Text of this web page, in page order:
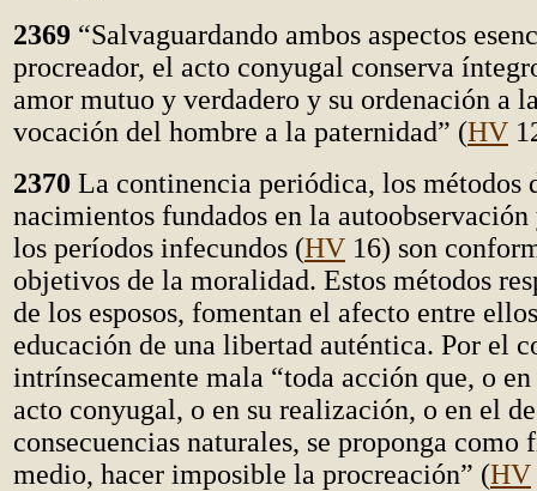
2369 “Salvaguardando ambos aspectos
procreador, el acto conyugal conserva
amor mutuo y verdadero y su ordenación a
vocación del hombre a la paternidad” (HV
2370 La continencia periódica, los métodos
nacimientos fundados en la
los períodos infecundos (HV 16) son
objetivos de la moralidad. Estos métodos
de los esposos, fomentan el afecto entre
educación de una libertad auténtica. Por el
intrínsecamente mala “toda acción que, o
acto conyugal, o en su realización, o en el
consecuencias naturales, se proponga como
medio, hacer imposible la procreación” (HV